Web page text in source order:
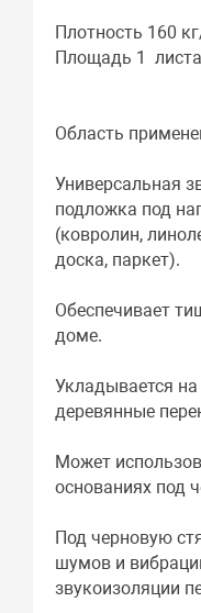
Плотность 160
Площадь 1
Область
Универсальная
подложка под
(ковролин,
доска, паркет).
Обеспечивает
доме.
Укладывается
деревянные
Может
основаниях под
Под черновую
шумов и
звукоизоляции